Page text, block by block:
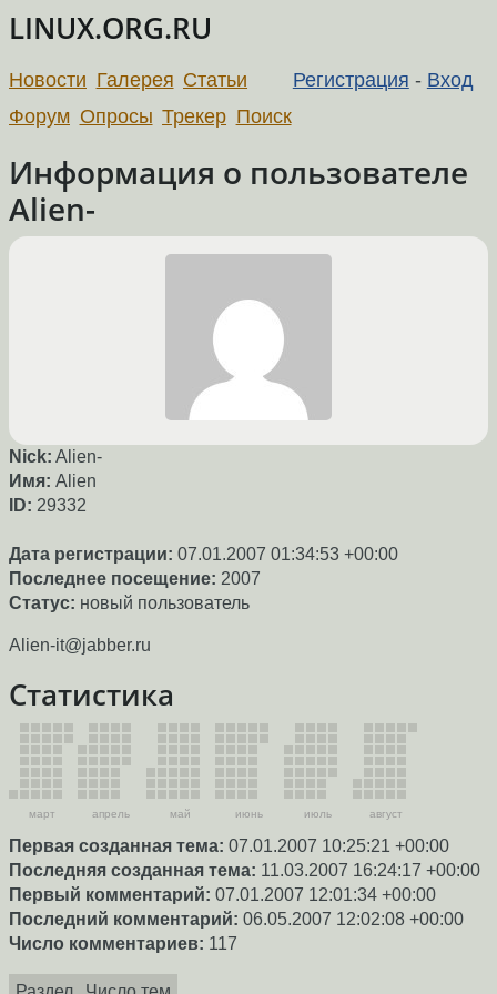
LINUX.ORG.RU
Регистрация - Вход
Новости Галерея Статьи
Форум Опросы Трекер Поиск
Информация о пользователе
Alien-
Nick: Alien-
Имя: Alien
ID: 29332
Дата регистрации: 07.01.2007 01:34:53 +00:00
Последнее посещение: 2007
Статус: новый пользователь
Alien-it@jabber.ru
Статистика
март апрель май июнь июль август
Первая созданная тема: 07.01.2007 10:25:21 +00:00
Последняя созданная тема: 11.03.2007 16:24:17 +00:00
Первый комментарий: 07.01.2007 12:01:34 +00:00
Последний комментарий: 06.05.2007 12:02:08 +00:00
Число комментариев: 117